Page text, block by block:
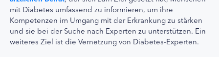
mit Diabetes umfassend zu informieren, um ihre
Kompetenzen im Umgang mit der Erkrankung zu stärken
und sie bei der Suche nach Experten zu unterstützen. Ein
weiteres Ziel ist die Vernetzung von Diabetes-Experten.